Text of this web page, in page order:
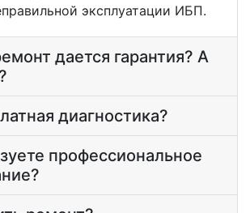
эксплуатации ИБП.
дается гарантия? А
диагностика?
профессиональное